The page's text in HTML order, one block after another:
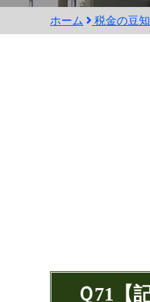
ホーム 税金の豆
Ｑ71【